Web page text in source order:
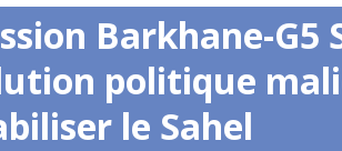
[ 19 juillet 2026 ] Le prix que la France
[ 4 août 2026 ] Quand la crise arbitre à
Barkhane-G5
politique
le Sahel